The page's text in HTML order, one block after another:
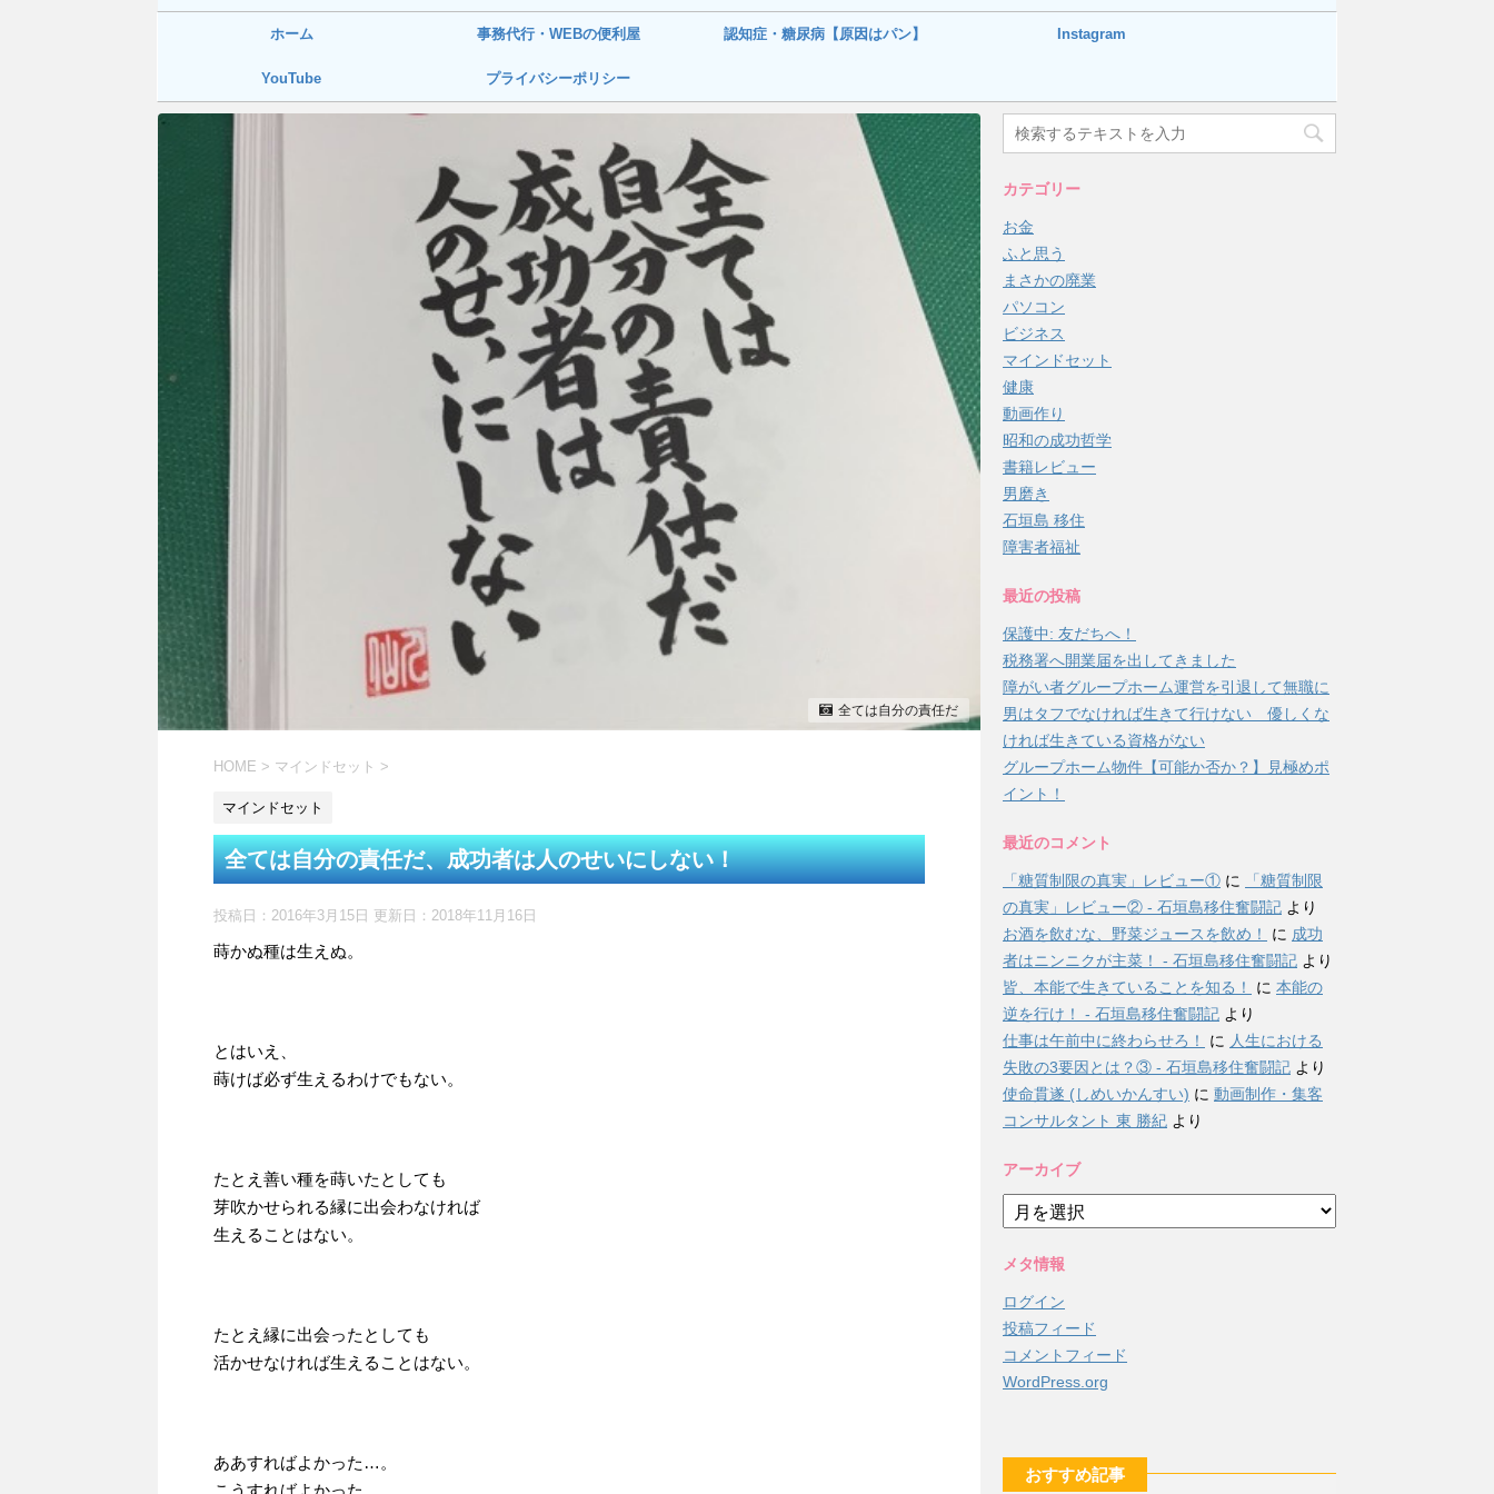
ホーム 事務代行・WEBの便利屋 認知症・糖尿病【原因はパン】 Instagram
YouTube プライバシーポリシー
全ては自分の責任だ
HOME > マインドセット >
マインドセット
全ては自分の責任だ、成功者は人のせいにしない！
投稿日：2016年3月15日 更新日： 2018年11月16日
蒔かぬ種は生えぬ。
とはいえ、
蒔けば必ず生えるわけでもない。
たとえ善い種を蒔いたとしても
芽吹かせられる縁に出会わなければ
生えることはない。
たとえ縁に出会ったとしても
活かせなければ生えることはない。
ああすればよかった…。
こうすればよかった…。
カテゴリー
お金
ふと思う
まさかの廃業
パソコン
ビジネス
マインドセット
健康
動画作り
昭和の成功哲学
書籍レビュー
男磨き
石垣島 移住
障害者福祉
最近の投稿
保護中: 友だちへ！
税務署へ開業届を出してきました
障がい者グループホーム運営を引退して無職に
男はタフでなければ生きて行けない 優しくな
ければ生きている資格がない
グループホーム物件【可能か否か？】見極めポ
イント！
最近のコメント
「糖質制限の真実」レビュー① に
「糖質制限
の真実」レビュー② - 石垣島移住奮闘記 より
お酒を飲むな、野菜ジュースを飲め！
に 成功
者はニンニクが主菜！ - 石垣島移住奮闘記 より
皆、本能で生きていることを知る！
に 本能の
逆を行け！ - 石垣島移住奮闘記 より
仕事は午前中に終わらせろ！
に 人生における
失敗の3要因とは？③ - 石垣島移住奮闘記 より
使命貫遂 (しめいかんすい) に 動画制作・集客
コンサルタント 東 勝紀 より
アーカイブ
ア
ー
イ
ブ
メタ情報
ログイン
投稿フィード
コメントフィード
WordPress.org
おすすめ記事